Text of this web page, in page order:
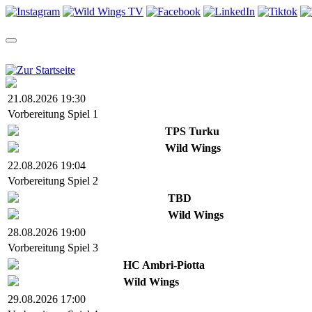
21.08.2026 19:30
Vorbereitung Spiel 1
TPS Turku
Wild Wings
22.08.2026 19:04
Vorbereitung Spiel 2
TBD
Wild Wings
28.08.2026 19:00
Vorbereitung Spiel 3
HC Ambri-Piotta
Wild Wings
29.08.2026 17:00